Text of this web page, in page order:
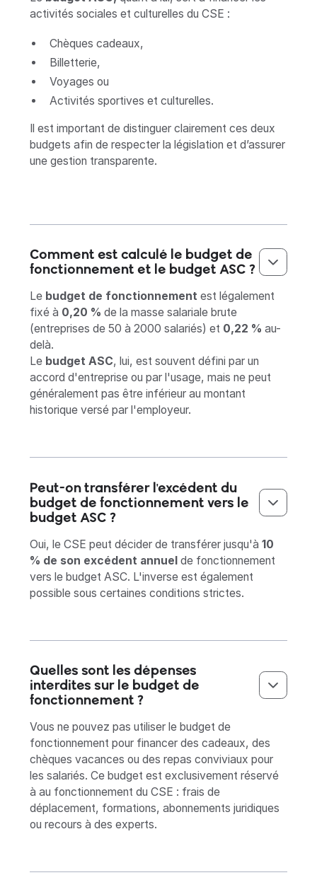
activités sociales et culturelles du CSE :
Chèques cadeaux,
Billetterie,
Voyages ou
Activités sportives et culturelles.
Il est important de distinguer clairement ces deux
budgets afin de respecter la législation et d’assurer
une gestion transparente.
Comment est calculé le budget de
fonctionnement et le budget ASC ?
Le budget de fonctionnement est légalement
fixé à 0,20 % de la masse salariale brute
(entreprises de 50 à 2000 salariés) et 0,22 % au-
delà.
Le budget ASC, lui, est souvent défini par un
accord d'entreprise ou par l'usage, mais ne peut
généralement pas être inférieur au montant
historique versé par l'employeur.
Peut-on transférer l'excédent du
budget de fonctionnement vers le
budget ASC ?
Oui, le CSE peut décider de transférer jusqu'à10
% de son excédent annuel de fonctionnement
vers le budget ASC. L'inverse est également
possible sous certaines conditions strictes.
Quelles sont les dépenses
interdites sur le budget de
fonctionnement ?
Vous ne pouvez pas utiliser le budget de
fonctionnement pour financer des cadeaux, des
chèques vacances ou des repas conviviaux pour
les salariés. Ce budget est exclusivement réservé
à au fonctionnement du CSE : frais de
déplacement, formations, abonnements juridiques
ou recours à des experts.